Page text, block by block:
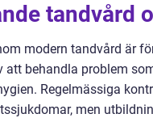
tandvård
modern tandvård är
att behandla problem
Regelmässiga
men